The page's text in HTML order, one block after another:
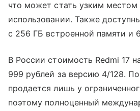
что может стать узким
использовании. Также
с 256 ГБ встроенной памяти и
В России стоимость Redmi 17
999 рублей за версию 4/128.
продается лишь у
поэтому полноценный